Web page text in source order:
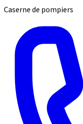
Caserne de pompiers